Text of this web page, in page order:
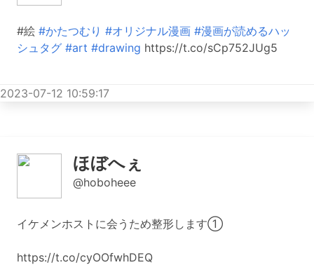
@MxrD02L5i5m2zvX
#絵#かたつむり
https://t.co/sCp752JUg5